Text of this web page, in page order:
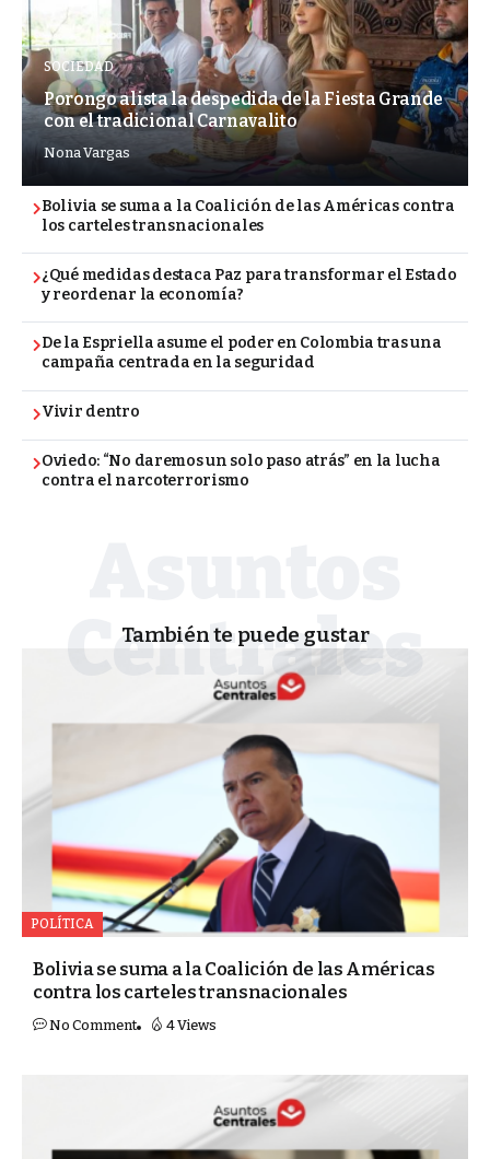
SOCIEDAD
Porongo alista la despedida de la Fiesta Grande
con el tradicional Carnavalito
Nona Vargas
Bolivia se suma a la Coalición de las Américas contra
los carteles transnacionales
¿Qué medidas destaca Paz para transformar el Estado
y reordenar la economía?
De la Espriella asume el poder en Colombia tras una
campaña centrada en la seguridad
Vivir dentro
Oviedo: “No daremos un solo paso atrás” en la lucha
contra el narcoterrorismo
También te puede gustar
POLÍTICA
Bolivia se suma a la Coalición de las Américas
contra los carteles transnacionales
No Comment 4 Views